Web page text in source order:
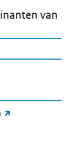
van